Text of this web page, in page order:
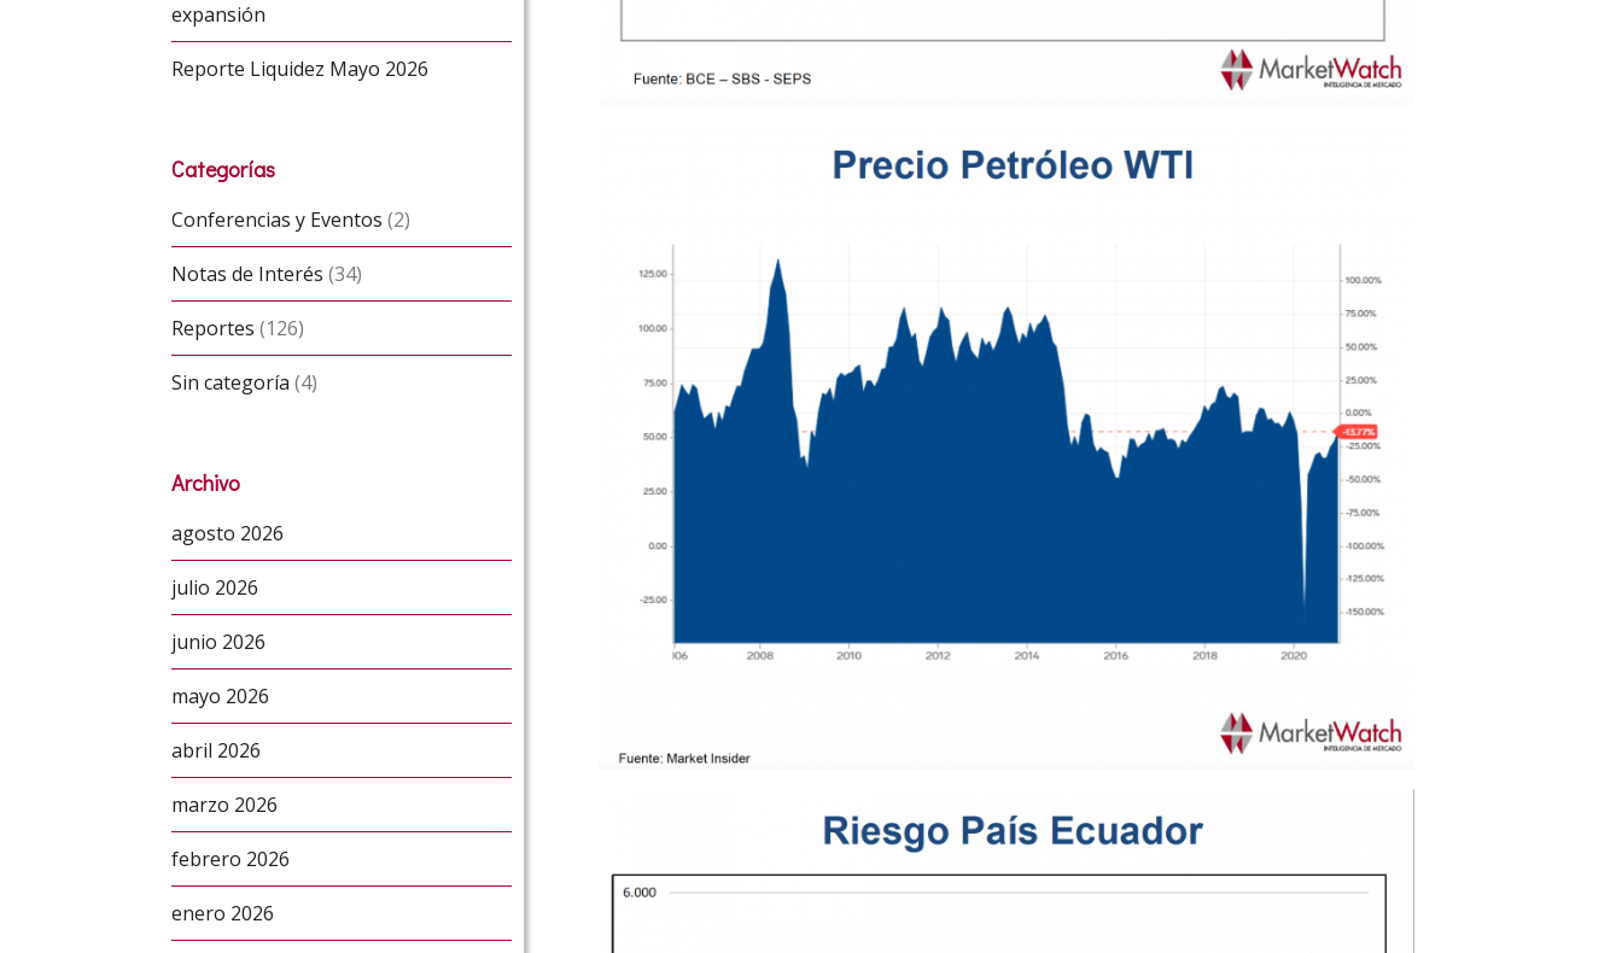
expansión
Reporte Liquidez Mayo 2026
Categorías
Conferencias y Eventos (2)
Notas de Interés (34)
Reportes (126)
Sin categoría (4)
Archivo
agosto 2026
julio 2026
junio 2026
mayo 2026
abril 2026
marzo 2026
febrero 2026
enero 2026